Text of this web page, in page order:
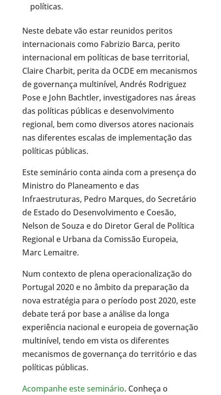
políticas.
Neste debate vão estar reunidos peritos
internacionais como Fabrizio Barca, perito
internacional em políticas de base territorial,
Claire Charbit, perita da OCDE em mecanismos
de governança multinível, Andrés Rodriguez
Pose e John Bachtler, investigadores nas áreas
das políticas públicas e desenvolvimento
regional, bem como diversos atores nacionais
nas diferentes escalas de implementação das
políticas públicas.
Este seminário conta ainda com a presença do
Ministro do Planeamento e das
Infraestruturas, Pedro Marques, do Secretário
de Estado do Desenvolvimento e Coesão,
Nelson de Souza e do Diretor Geral de Política
Regional e Urbana da Comissão Europeia,
Marc Lemaitre.
Num contexto de plena operacionalização do
Portugal 2020 e no âmbito da preparação da
nova estratégia para o período post 2020, este
debate terá por base a análise da longa
experiência nacional e europeia de governação
multinível, tendo em vista os diferentes
mecanismos de governança do território e das
políticas públicas.
Acompanhe este seminário. Conheça o